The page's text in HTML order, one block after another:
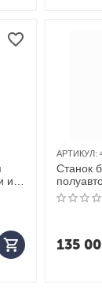
АРТИКУЛ:
Станок
синий
135